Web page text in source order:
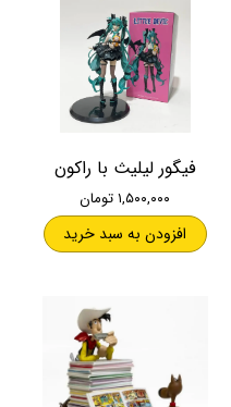
فیگور لیلیث با راکون
۱,۵۰۰,۰۰۰ تومان
افزودن به سبد خرید